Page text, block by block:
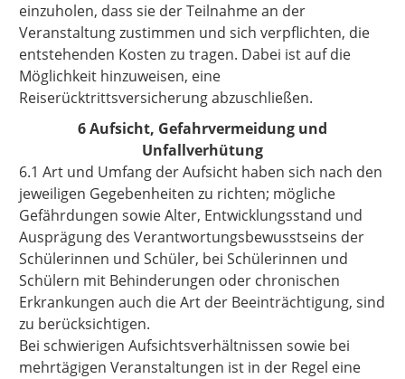
einzuholen, dass sie der Teilnahme an der
Veranstaltung zustimmen und sich verpflichten, die
entstehenden Kosten zu tragen. Dabei ist auf die
Möglichkeit hinzuweisen, eine
Reiserücktrittsversicherung abzuschließen.
6 Aufsicht, Gefahrvermeidung und
Unfallverhütung
6.1 Art und Umfang der Aufsicht haben sich nach den
jeweiligen Gegebenheiten zu richten; mögliche
Gefährdungen sowie Alter, Entwicklungsstand und
Ausprägung des Verantwortungsbewusstseins der
Schülerinnen und Schüler, bei Schülerinnen und
Schülern mit Behinderungen oder chronischen
Erkrankungen auch die Art der Beeinträchtigung, sind
zu berücksichtigen.
Bei schwierigen Aufsichtsverhältnissen sowie bei
mehrtägigen Veranstaltungen ist in der Regel eine